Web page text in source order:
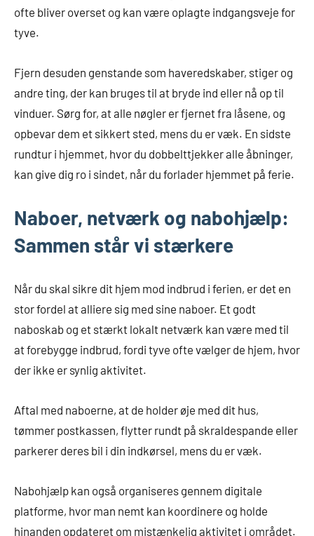
ofte bliver overset og kan være oplagte indgangsveje for
tyve.
Fjern desuden genstande som haveredskaber, stiger og
andre ting, der kan bruges til at bryde ind eller nå op til
vinduer. Sørg for, at alle nøgler er fjernet fra låsene, og
opbevar dem et sikkert sted, mens du er væk. En sidste
rundtur i hjemmet, hvor du dobbelttjekker alle åbninger,
kan give dig ro i sindet, når du forlader hjemmet på ferie.
Naboer, netværk og nabohjælp:
Sammen står vi stærkere
Når du skal sikre dit hjem mod indbrud i ferien, er det en
stor fordel at alliere sig med sine naboer. Et godt
naboskab og et stærkt lokalt netværk kan være med til
at forebygge indbrud, fordi tyve ofte vælger de hjem, hvor
der ikke er synlig aktivitet.
Aftal med naboerne, at de holder øje med dit hus,
tømmer postkassen, flytter rundt på skraldespande eller
parkerer deres bil i din indkørsel, mens du er væk.
Nabohjælp kan også organiseres gennem digitale
platforme, hvor man nemt kan koordinere og holde
hinanden opdateret om mistænkelig aktivitet i området.